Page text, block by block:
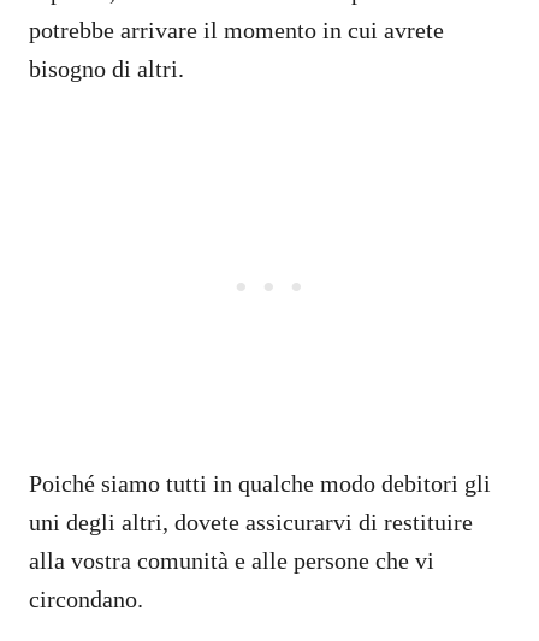
potrebbe arrivare il momento in cui avrete
bisogno di altri.
Poiché siamo tutti in qualche modo debitori gli
uni degli altri, dovete assicurarvi di restituire
alla vostra comunità e alle persone che vi
circondano.